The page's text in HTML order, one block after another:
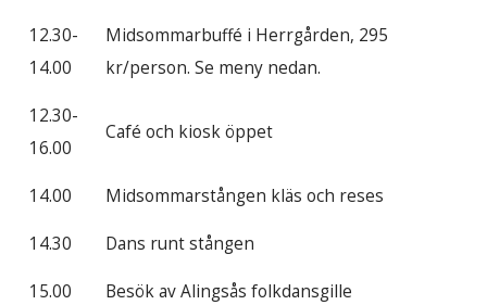
12.30-
14.00
Midsommarbuffé i Herrgården, 295
kr/person. Se meny nedan.
12.30-
16.00
Café och kiosk öppet
14.00 Midsommarstången kläs och reses
14.30 Dans runt stången
15.00 Besök av Alingsås folkdansgille